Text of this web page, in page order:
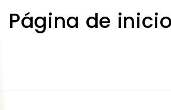
C
Página de inicio